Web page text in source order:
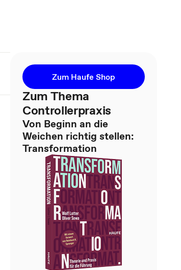
Zum Haufe Shop
Zum Thema
Controllerpraxis
Von Beginn an die
Weichen richtig stellen:
Transformation